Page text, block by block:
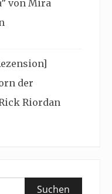
von Mira
der
Riordan